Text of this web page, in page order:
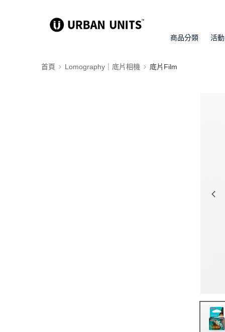
商品分類 活動
首頁 Lomography｜底片相機 底片Film